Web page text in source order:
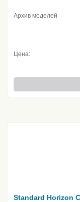
Архив моделей
Цена:
Standard Horizon